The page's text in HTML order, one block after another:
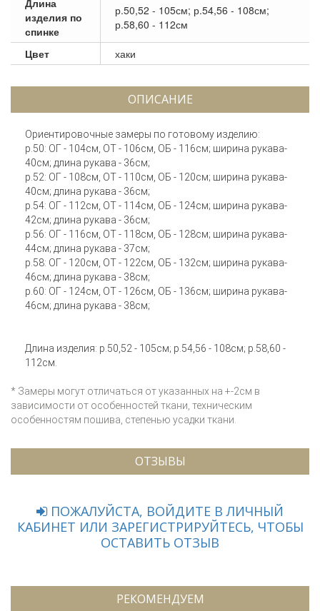
изделия по
спинке
р.50,52 - 105см; р.54,56 - 108см;
р.58,60 - 112см
Цвет хаки
ОПИСАНИЕ
Ориентировочные замеры по готовому изделию:
р.50: ОГ - 104см, ОТ - 106см, ОБ - 116см; ширина рукава-
40см; длина рукава - 36см;
р.52: ОГ - 108см, ОТ - 110см, ОБ - 120см; ширина рукава-
40см; длина рукава - 36см;
р.54: ОГ - 112см, ОТ - 114см, ОБ - 124см; ширина рукава-
42см; длина рукава - 36см;
р.56: ОГ - 116см, ОТ - 118см, ОБ - 128см; ширина рукава-
44см; длина рукава - 37см;
р.58: ОГ - 120см, ОТ - 122см, ОБ - 132см; ширина рукава-
46см; длина рукава - 38см;
р.60: ОГ - 124см, ОТ - 126см, ОБ - 136см; ширина рукава-
46см; длина рукава - 38см;
Длина изделия: р.50,52 - 105см; р.54,56 - 108см; р.58,60 -
112см.
* Замеры могут отличаться от указанных на +-2см в
зависимости от особенностей ткани, техническим
особенностям пошива, степенью усадки ткани.
ОТЗЫВЫ
ПОЖАЛУЙСТА, ВОЙДИТЕ В ЛИЧНЫЙ
КАБИНЕТ ИЛИ ЗАРЕГИСТРИРУЙТЕСЬ, ЧТОБЫ
ОСТАВИТЬ ОТЗЫВ
РЕКОМЕНДУЕМ